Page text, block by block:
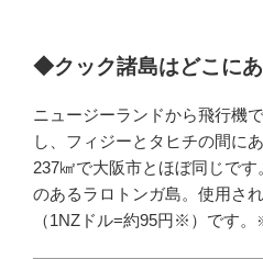
◆クック諸島はどこに
ニュージーランドから飛行機
し、フィジーとタヒチの間に
237㎢で大阪市とほぼ同じで
のあるラロトンガ島。使用さ
（1NZドル=約95円※）です。